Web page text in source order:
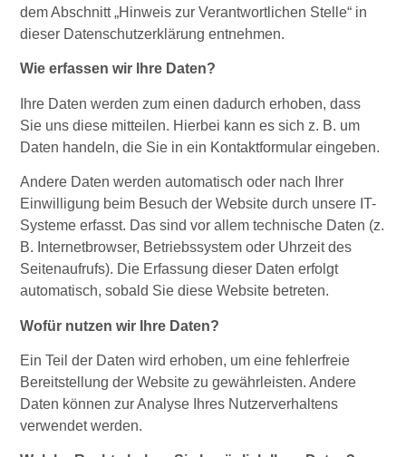
dem Abschnitt „Hinweis zur Verantwortlichen Stelle“ in
dieser Datenschutzerklärung entnehmen.
Wie erfassen wir Ihre Daten?
Ihre Daten werden zum einen dadurch erhoben, dass
Sie uns diese mitteilen. Hierbei kann es sich z. B. um
Daten handeln, die Sie in ein Kontaktformular eingeben.
Andere Daten werden automatisch oder nach Ihrer
Einwilligung beim Besuch der Website durch unsere IT-
Systeme erfasst. Das sind vor allem technische Daten (z.
B. Internetbrowser, Betriebssystem oder Uhrzeit des
Seitenaufrufs). Die Erfassung dieser Daten erfolgt
automatisch, sobald Sie diese Website betreten.
Wofür nutzen wir Ihre Daten?
Ein Teil der Daten wird erhoben, um eine fehlerfreie
Bereitstellung der Website zu gewährleisten. Andere
Daten können zur Analyse Ihres Nutzerverhaltens
verwendet werden.